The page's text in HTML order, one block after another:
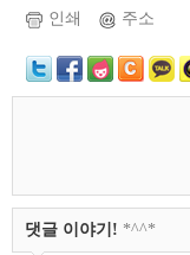
인쇄 주소
댓글 이야기! *^^*